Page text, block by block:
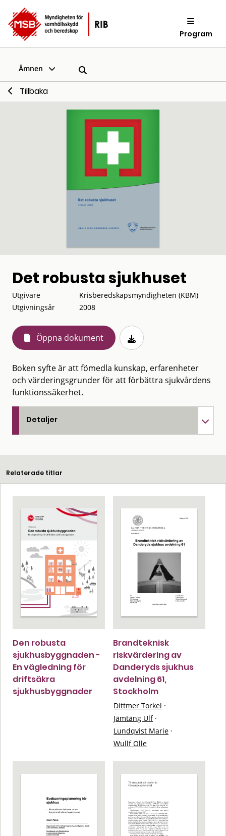
Program
Ämnen
Tillbaka
Det robusta sjukhuset
Utgivare
Krisberedskapsmyndigheten (KBM)
Utgivningsår
2008
Öppna dokument
Boken syfte är att fömedla kunskap, erfarenheter
och värderingsgrunder för att förbättra sjukvårdens
funktionssäkerhet.
Detaljer
Relaterade titlar
Den robusta
sjukhusbyggnaden -
En vägledning för
driftsäkra
sjukhusbyggnader
Brandteknisk
riskvärdering av
Danderyds sjukhus
avdelning 61,
Stockholm
Dittmer Torkel ·
Jämtäng Ulf ·
Lundqvist Marie ·
Wullf Olle